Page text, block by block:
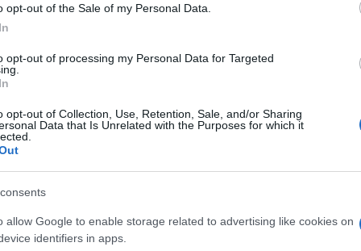
opt-out of the Sale of my Personal Data.
opt-out of processing my Personal Data for Targeted
opt-out of Collection, Use, Retention, Sale, and/or Sharing
Data that Is Unrelated with the Purposes for which it
allow Google to enable storage related to advertising like cookies on
identifiers in apps.
να εκλέγεται το βράδυ της δεύτερης μέρας ή το
οι εκλέκτορες συσπειρώνονται περισσότερο
κοινή γλώσσα.
από 71 χώρες, αριθμός ρεκόρ, μια αύξηση που
να επεκτείνει την εμβέλεια της
Επομένως, ο νέος Πάπας που θα προκύψει θα
καπνός